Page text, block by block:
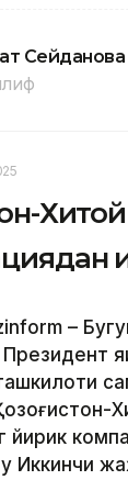
Сейданова
–
йирик
Иккинчи